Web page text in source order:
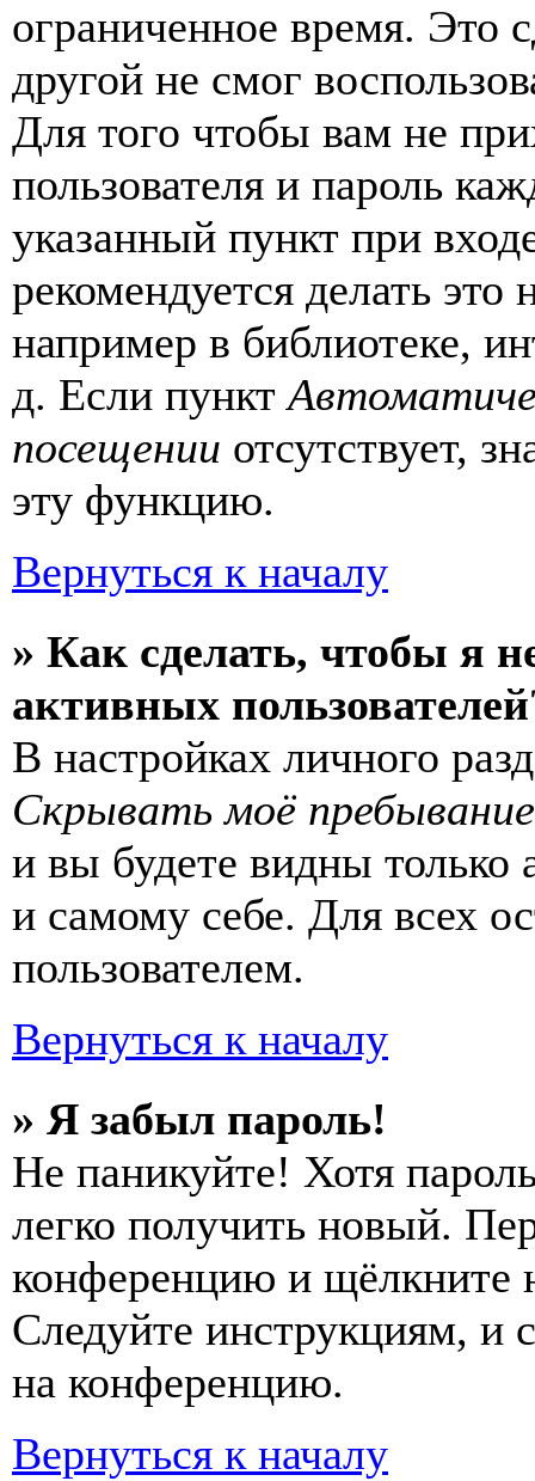
ограниченное время. Это
другой не смог
Для того чтобы вам не
пользователя и пароль
указанный пункт при
рекомендуется делать
например в библиотеке,
д. Если пункт
посещении отсутствует,
эту функцию.
Вернуться к началу
» Как сделать, чтобы я
активных
В настройках личного
Скрывать моё
и вы будете видны только
и самому себе. Для всех
пользователем.
Вернуться к началу
» Я забыл пароль!
Не паникуйте! Хотя
легко получить новый.
конференцию и щёлкните
Следуйте инструкциям, и
на конференцию.
Вернуться к началу